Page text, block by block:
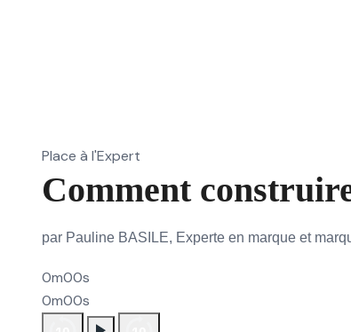
Place à l'Expert
Comment
par Pauline BASILE, Experte en marque et
0m00s
0m00s